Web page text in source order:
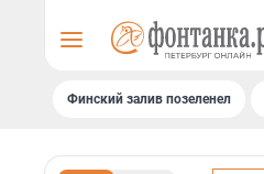
Финский залив позеленел